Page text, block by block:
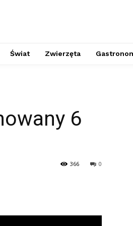
Świat Zwierzęta
6
0
366